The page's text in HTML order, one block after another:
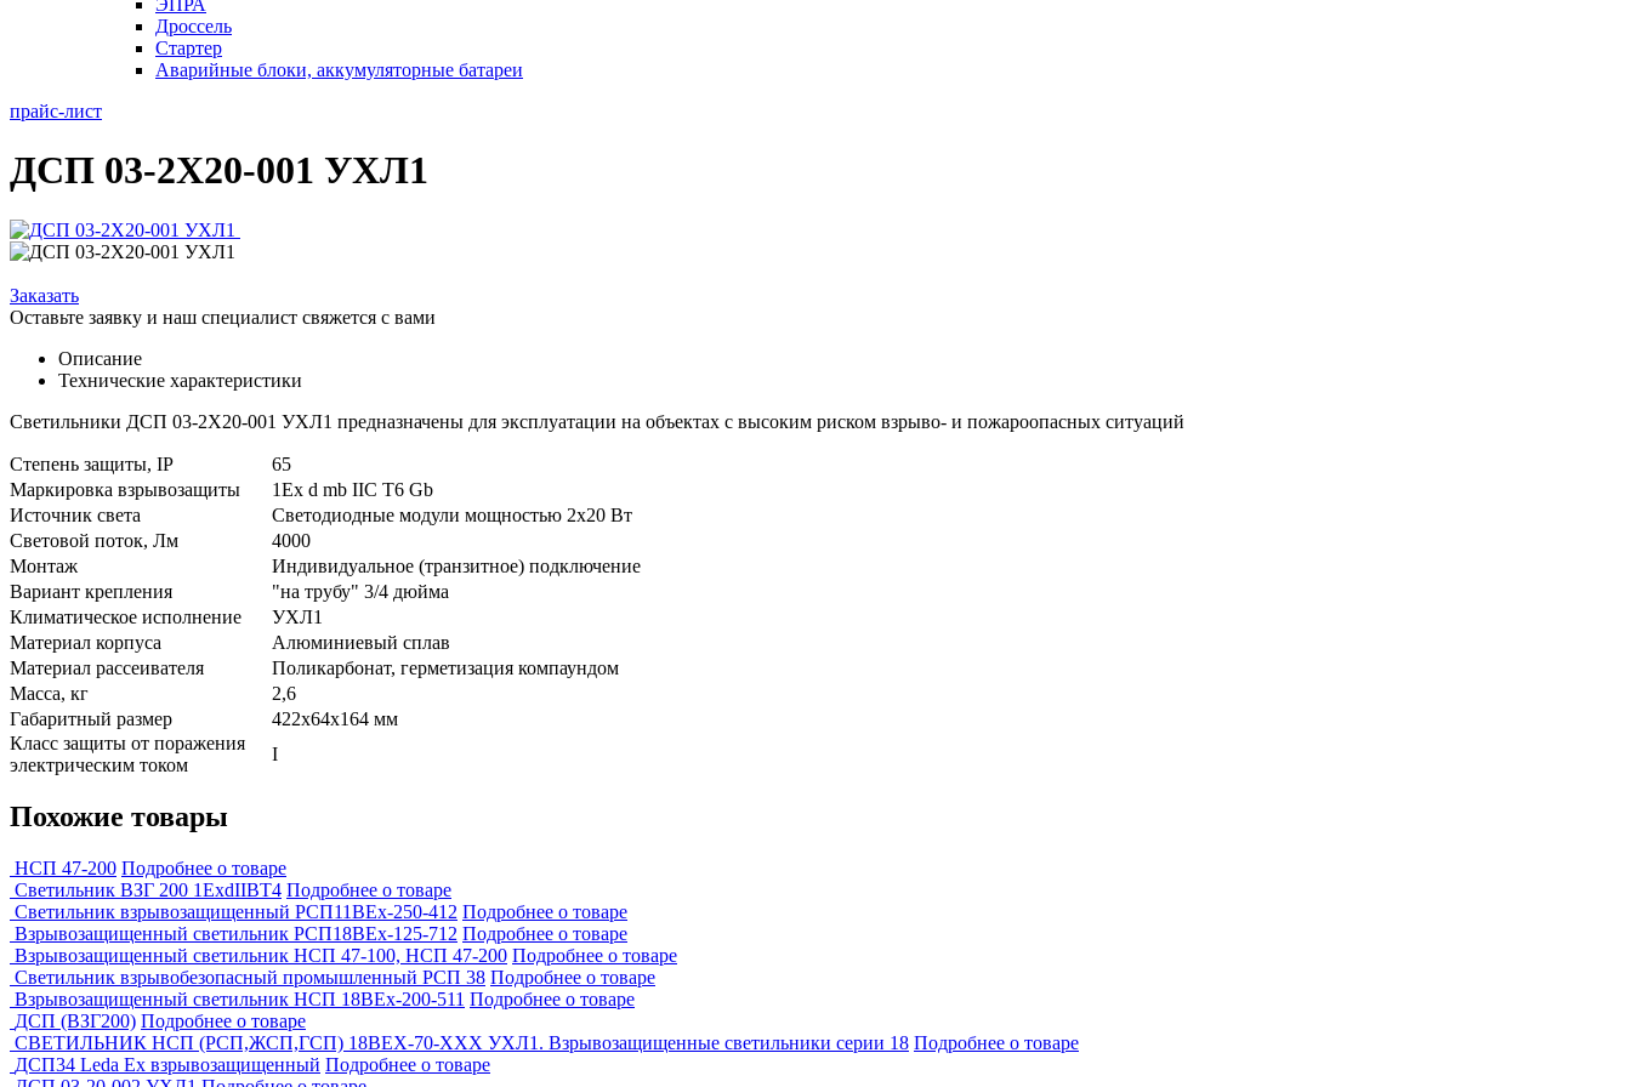
ЭПРА
Дроссель
Стартер
Аварийные блоки, аккумуляторные батареи
прайс-лист
ДСП 03-2Х20-001 УХЛ1
Заказать
Оставьте заявку и наш специалист свяжется с вами
Описание
Технические характеристики
Светильники ДСП 03-2Х20-001 УХЛ1 предназначены для эксплуатации на объектах с высоким риском взрыво- и пожароопасных ситуаций
Степень защиты, IP
65
Маркировка взрывозащиты
1Ex d mb IIС T6 Gb
Источник света
Светодиодные модули мощностью 2х20 Вт
Световой поток, Лм
4000
Монтаж
Индивидуальное (транзитное) подключение
Вариант крепления
"на трубу" 3/4 дюйма
Климатическое исполнение
УХЛ1
Материал корпуса
Алюминиевый сплав
Материал рассеивателя
Поликарбонат, герметизация компаундом
Масса, кг
2,6
Габаритный размер
422х64х164 мм
Класс защиты от поражения
электрическим током
I
Похожие товары
НСП 47-200 Подробнее о товаре
Светильник ВЗГ 200 1ExdIIВТ4 Подробнее о товаре
Светильник взрывозащищенный РСП11ВЕх-250-412 Подробнее о товаре
Взрывозащищенный светильник РСП18ВЕх-125-712 Подробнее о товаре
Взрывозащищенный светильник НСП 47-100, НСП 47-200 Подробнее о товаре
Светильник взрывобезопасный промышленный РСП 38 Подробнее о товаре
Взрывозащищенный светильник НСП 18ВЕх-200-511 Подробнее о товаре
ДСП (ВЗГ200) Подробнее о товаре
СВЕТИЛЬНИК НСП (РСП,ЖСП,ГСП) 18BEX-70-ХХХ УХЛ1. Взрывозащищенные светильники серии 18 Подробнее о товаре
ДСП34 Leda Ex взрывозащищенный Подробнее о товаре